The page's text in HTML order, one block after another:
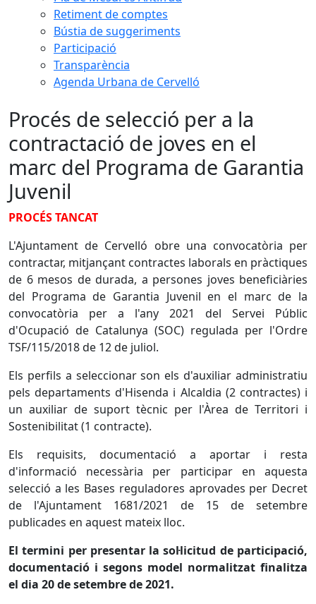
Retiment de comptes
Bústia de suggeriments
Participació
Transparència
Agenda Urbana de Cervelló
Procés de selecció per a la
contractació de joves en el
marc del Programa de Garantia
Juvenil
PROCÉS TANCAT
L'Ajuntament de Cervelló obre una convocatòria per
contractar, mitjançant contractes laborals en pràctiques
de 6 mesos de durada, a persones joves beneficiàries
del Programa de Garantia Juvenil en el marc de la
convocatòria per a l'any 2021 del Servei Públic
d'Ocupació de Catalunya (SOC) regulada per l'Ordre
TSF/115/2018 de 12 de juliol.
Els perfils a seleccionar son els d'auxiliar administratiu
pels departaments d'Hisenda i Alcaldia (2 contractes) i
un auxiliar de suport tècnic per l'Àrea de Territori i
Sostenibilitat (1 contracte).
Els requisits, documentació a aportar i resta
d'informació necessària per participar en aquesta
selecció a les Bases reguladores aprovades per Decret
de l'Ajuntament 1681/2021 de 15 de setembre
publicades en aquest mateix lloc.
El termini per presentar la sol·licitud de participació,
documentació i segons model normalitzat finalitza
el dia 20 de setembre de 2021.